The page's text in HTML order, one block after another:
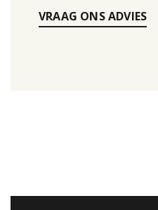
VRAAG ONS ADVIES